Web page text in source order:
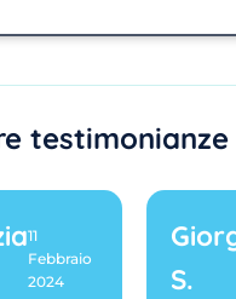
testimonianze
11
Febbraio
2024
S.